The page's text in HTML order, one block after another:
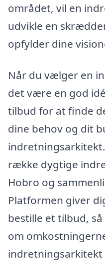
området, vil en
udvikle en
opfylder dine
Når du vælger en
det være en god
tilbud for at finde
dine behov og dit
række dygtige
Hobro og
Platformen giver
bestille et tilbud,
om
indretningsarkitekt